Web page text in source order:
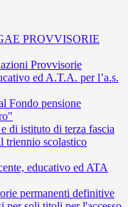
PROVVISORIE
Provvisorie
ed A.T.A. per l’a.s.
Fondo pensione
di istituto di terza fascia
triennio scolastico
educativo ed ATA
permanenti definitive